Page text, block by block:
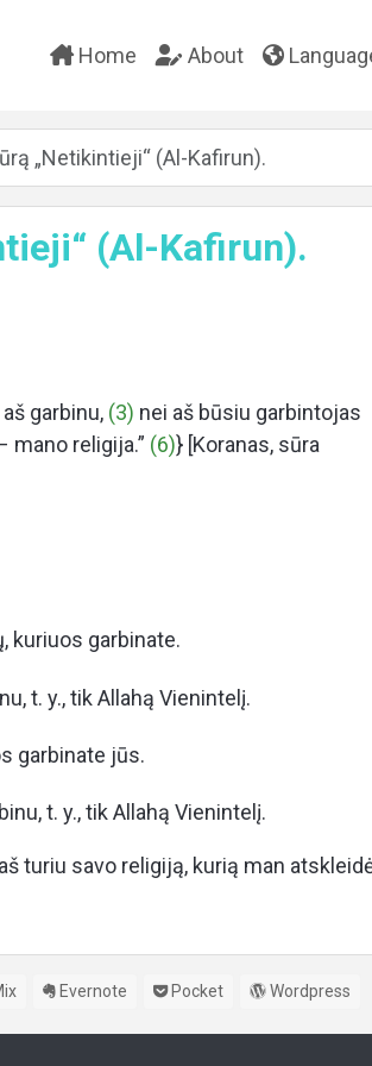
Home About
„Netikintieji“ (Al-Kafirun).
(Al-Kafirun).
garbinu, (3) nei aš būsiu garbintojas
mano religija.” (6)} [Koranas, sūra
kuriuos garbinate.
t. y., tik Allahą Vienintelį.
garbinate jūs.
t. y., tik Allahą Vienintelį.
turiu savo religiją, kurią man
Evernote Pocket Wordpress